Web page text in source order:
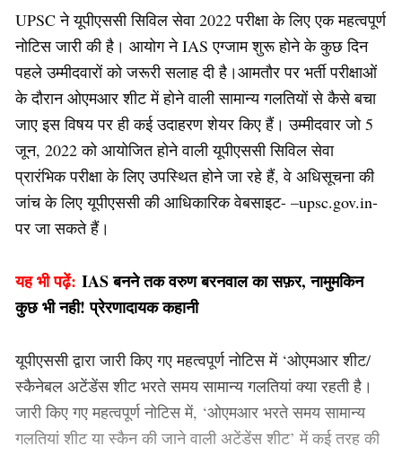
UPSC ने यूपीएससी सिविल सेवा 2022 परीक्षा के लिए एक महत्वपूर्ण
नोटिस जारी की है। आयोग ने IAS एग्जाम शुरू होने के कुछ दिन
पहले उम्मीदवारों को जरूरी सलाह दी है।आमतौर पर भर्ती परीक्षाओं
के दौरान ओएमआर शीट में होने वाली सामान्य गलतियों से कैसे बचा
जाए इस विषय पर ही कई उदाहरण शेयर किए हैं। उम्मीदवार जो 5
जून, 2022 को आयोजित होने वाली यूपीएससी सिविल सेवा
प्रारंभिक परीक्षा के लिए उपस्थित होने जा रहे हैं, वे अधिसूचना की
जांच के लिए यूपीएससी की आधिकारिक वेबसाइट- –upsc.gov.in-
पर जा सकते हैं।
यह भी पढ़ें: IAS बनने तक वरुण बरनवाल का सफ़र, नामुमकिन
कुछ भी नही! प्रेरणादायक कहानी
यूपीएससी द्वारा जारी किए गए महत्वपूर्ण नोटिस में ‘ओएमआर शीट/
स्कैनेबल अटेंडेंस शीट भरते समय सामान्य गलतियां क्या रहती है।
जारी किए गए महत्वपूर्ण नोटिस में, ‘ओएमआर भरते समय सामान्य
गलतियां शीट या स्कैन की जाने वाली अटेंडेंस शीट’ में कई तरह की